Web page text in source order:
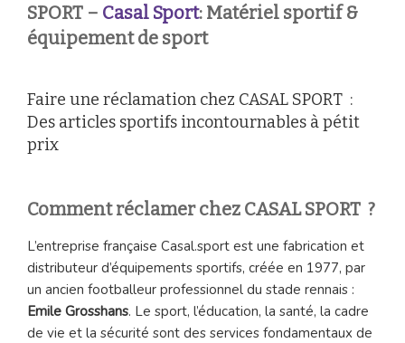
SPORT – Casal Sport: Matériel sportif &
équipement de sport
Faire une réclamation chez CASAL SPORT :
Des articles sportifs incontournables à pétit
prix
Comment réclamer chez CASAL SPORT ?
L’entreprise française Casal.sport est une fabrication et
distributeur d’équipements sportifs, créée en 1977, par
un ancien footballeur professionnel du stade rennais :
Emile Grosshans. Le sport, l’éducation, la santé, la cadre
de vie et la sécurité sont des services fondamentaux de